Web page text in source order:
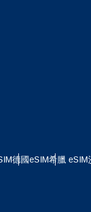
德國eSIM希臘 eSIM